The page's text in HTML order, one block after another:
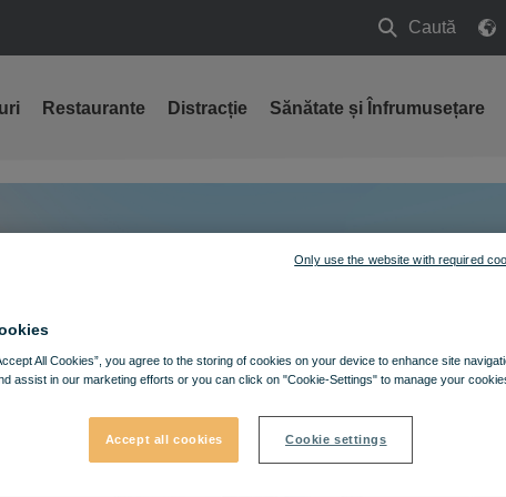
Caută
Caută
Restaurante Distracție Sănătate și Înfrumusețare
All Cookies”, you agree to the storing of cookies on your device to enhance site
assist in our marketing efforts or you can click on "Cookie-Settings" to manage your
Accept all cookies Cookie settings
Only use the website with required